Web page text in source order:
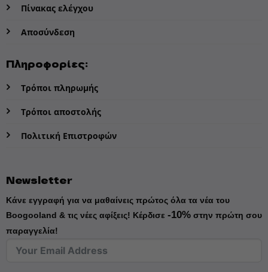
Πίνακας ελέγχου
Αποσύνδεση
Πληροφορίες:
Τρόποι πληρωμής
Τρόποι αποστολής
Πολιτική Επιστροφών
Newsletter
Κάνε εγγραφή για να μαθαίνεις πρώτος όλα τα νέα του
Boogooland & τις νέες αφίξεις! Κέρδισε -10%στην πρώτη σου
παραγγελία!